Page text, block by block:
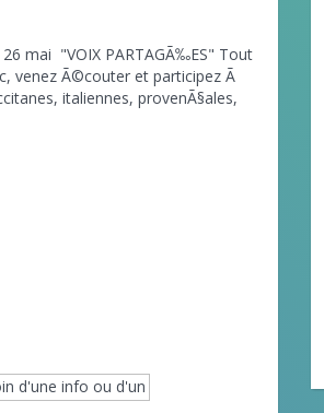
mai "VOIX PARTAGÃ‰ES" Tout
venez Ã©couter et participez Ã
italiennes, provenÃ§ales,